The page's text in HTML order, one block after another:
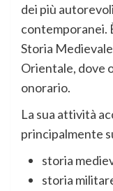
dei più
contemporanei.
Storia
Orientale, dove
onorario.
La sua attività
principalmente
storia
storia